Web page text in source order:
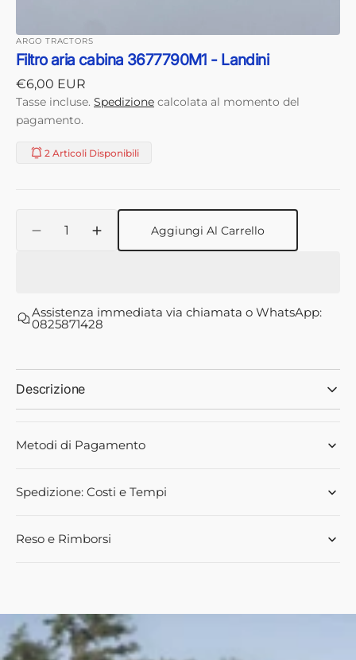
ARGO TRACTORS
Filtro aria cabina 3677790M1 - Landini
Prezzo
di
listino
€6,00 EUR
Tasse incluse. Spedizione calcolata al momento del
pagamento.
2 Articoli Disponibili
Diminuisci
aria
cabina
Landini
Aumenta
quantità
aria
cabina
Landini
Aggiungi Al Carrello
Assistenza immediata via chiamata o WhatsApp:
0825871428
Descrizione
Metodi di Pagamento
Spedizione: Costi e Tempi
Reso e Rimborsi